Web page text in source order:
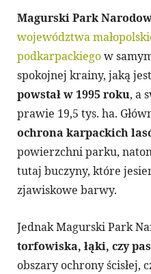
Magurski Park
województwa
podkarpackiegow
spokojnej krainy, jaką
powstał w 1995 roku, a
prawie 19,5 tys. ha.
ochrona karpackich
powierzchni parku,
tutaj buczyny, które
zjawiskowe barwy.
Jednak Magurski Park
torfowiska, łąki, czy
obszary ochrony ścisłej,